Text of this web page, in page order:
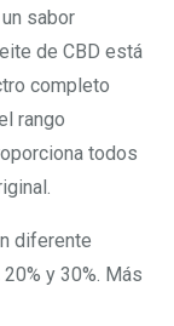
sabor
de CBD está
completo
rango
todos
diferente
y 30%. Más